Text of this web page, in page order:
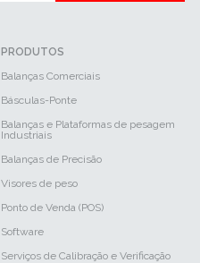
PRODUTOS
Balanças Comerciais
Básculas-Ponte
Balanças e Plataformas de pesagem
Industriais
Balanças de Precisão
Visores de peso
Ponto de Venda (POS)
Software
Serviços de Calibração e Verificação